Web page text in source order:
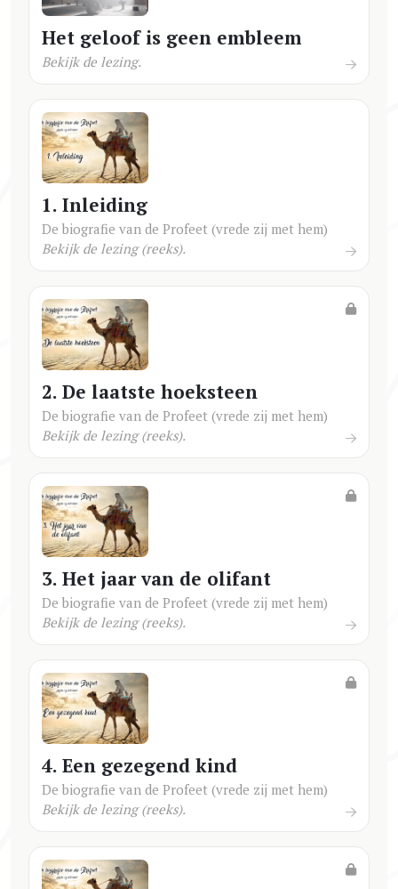
Het geloof is geen embleem
Bekijk de lezing.
1. Inleiding
De biografie van de Profeet (vrede zij met hem)
Bekijk de lezing (reeks).
2. De laatste hoeksteen
De biografie van de Profeet (vrede zij met hem)
Bekijk de lezing (reeks).
3. Het jaar van de olifant
De biografie van de Profeet (vrede zij met hem)
Bekijk de lezing (reeks).
4. Een gezegend kind
De biografie van de Profeet (vrede zij met hem)
Bekijk de lezing (reeks).